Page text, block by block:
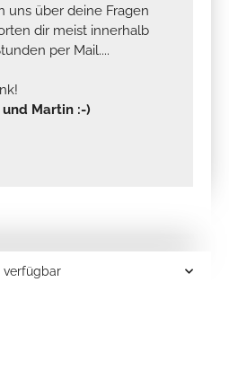
uns über deine Fragen
dir meist innerhalb
per Mail....
und Martin :-)
verfügbar